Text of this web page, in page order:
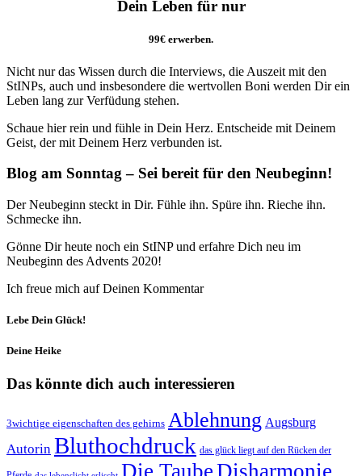
Dein Leben für nur
99€ erwerben.
Nicht nur das Wissen durch die Interviews, die Auszeit mit den
StINPs, auch und insbesondere die wertvollen Boni werden Dir ein
Leben lang zur Verfüdung stehen.
Schaue hier rein und fühle in Dein Herz. Entscheide mit Deinem
Geist, der mit Deinem Herz verbunden ist.
Blog am Sonntag – Sei bereit für den Neubeginn!
Der Neubeginn steckt in Dir. Fühle ihn. Spüre ihn. Rieche ihn.
Schmecke ihn.
Gönne Dir heute noch ein StINP und erfahre Dich neu im
Neubeginn des Advents 2020!
Ich freue mich auf Deinen Kommentar
Lebe Dein Glück!
Deine Heike
Das könnte dich auch interessieren
3wichtige eigenschaften des gehirns Ablehnung Augsburg
Autorin Bluthochdruck das glück liegt auf den Rücken der